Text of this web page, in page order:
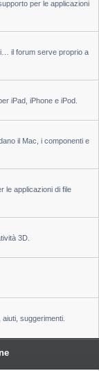
per le applicazioni
il forum serve proprio a
iPad, iPhone e iPod.
il Mac, i componenti e
le applicazioni di file
3D.
suggerimenti.